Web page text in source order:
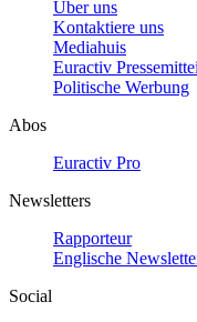
Über uns
Kontaktiere uns
Mediahuis
Euractiv
Politische Werbung
Abos
Euractiv Pro
Newsletters
Rapporteur
Englische
Social